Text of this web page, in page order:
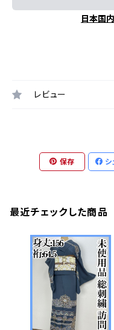
日本国
レビュー
保存 シ
最近チェックした商品